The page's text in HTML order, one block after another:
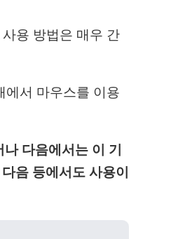
용 방법은 매우 간
에서 마우스를 이용
다음에서는 이 기
음 등에서도 사용이